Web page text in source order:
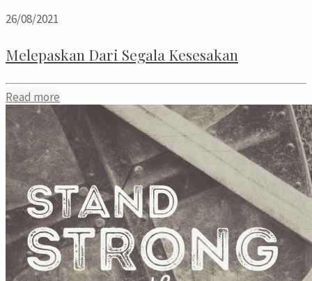
26/08/2021
Melepaskan Dari Segala Kesesakan
Read more